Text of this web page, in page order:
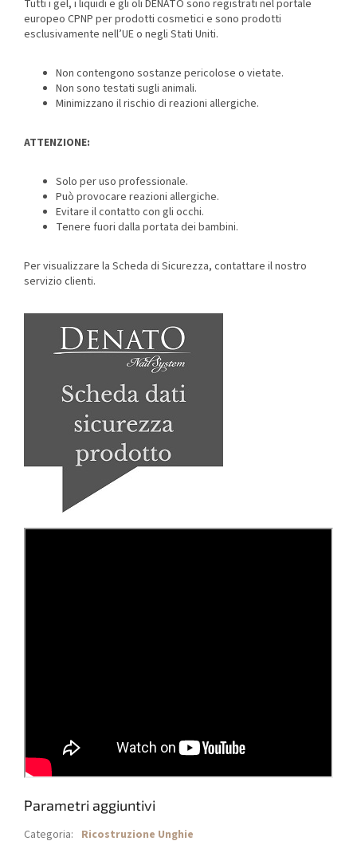
Tutti i gel, i liquidi e gli oli DENATO sono registrati nel portale
europeo CPNP per prodotti cosmetici e sono prodotti
esclusivamente nell’UE o negli Stati Uniti.
Non contengono sostanze pericolose o vietate.
Non sono testati sugli animali.
Minimizzano il rischio di reazioni allergiche.
ATTENZIONE:
Solo per uso professionale.
Può provocare reazioni allergiche.
Evitare il contatto con gli occhi.
Tenere fuori dalla portata dei bambini.
Per visualizzare la Scheda di Sicurezza, contattare il nostro
servizio clienti.
Parametri aggiuntivi
Categoria: Ricostruzione Unghie